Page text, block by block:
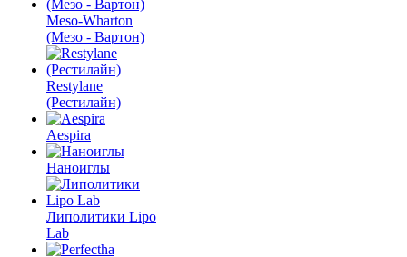
Meso-Wharton
(Мезо - Вартон)
Restylane
(Рестилайн)
Aespira
Наноиглы
Липолитики Lipo
Lab